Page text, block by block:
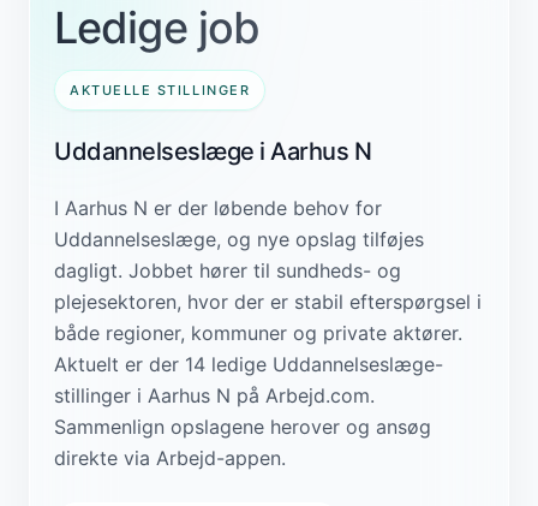
Ledige job
AKTUELLE STILLINGER
Uddannelseslæge i Aarhus N
I Aarhus N er der løbende behov for
Uddannelseslæge, og nye opslag tilføjes
dagligt. Jobbet hører til sundheds- og
plejesektoren, hvor der er stabil efterspørgsel i
både regioner, kommuner og private aktører.
Aktuelt er der 14 ledige Uddannelseslæge-
stillinger i Aarhus N på Arbejd.com.
Sammenlign opslagene herover og ansøg
direkte via Arbejd-appen.